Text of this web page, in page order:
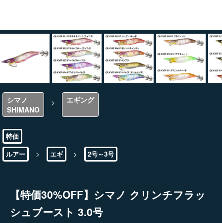
シマノ
SHIMANO
> エギング
特価
ルアー
> エギ > 2号～3号
【特価30%OFF】シマノ クリンチフラッ
シュブースト 3.0号